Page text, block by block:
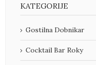
KATEGORIJE
Gostilna Dobnikar
Cocktail Bar Roky